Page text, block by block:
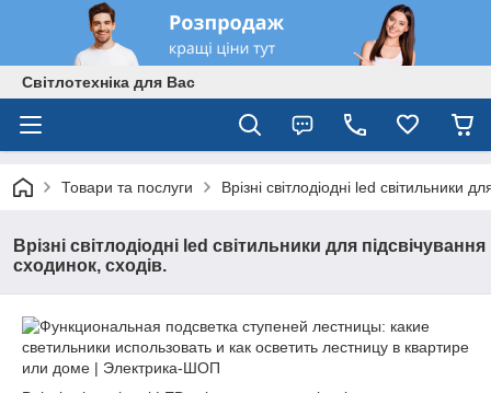
Світлотехніка для Вас
Товари та послуги Врізні світлодіодні led світильники
Врізні світлодіодні led світильники для підсвічування
сходинок, сходів.